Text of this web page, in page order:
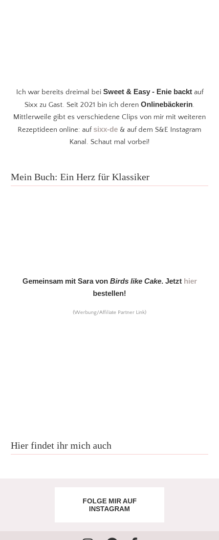
Ich war bereits dreimal bei Sweet & Easy - Enie backtauf
Sixx zu Gast. Seit 2021 bin ich deren Onlinebäckerin.
Mittlerweile gibt es verschiedene Clips von mir mit weiteren
Rezeptideen online: auf sixx-de & auf dem S&E Instagram
Kanal. Schaut mal vorbei!
Mein Buch: Ein Herz für Klassiker
Gemeinsam mit Sara von Birds like Cake. Jetzt hier
bestellen!
(Werbung/Affiliate Partner Link)
Hier findet ihr mich auch
FOLGE MIR AUF
INSTAGRAM